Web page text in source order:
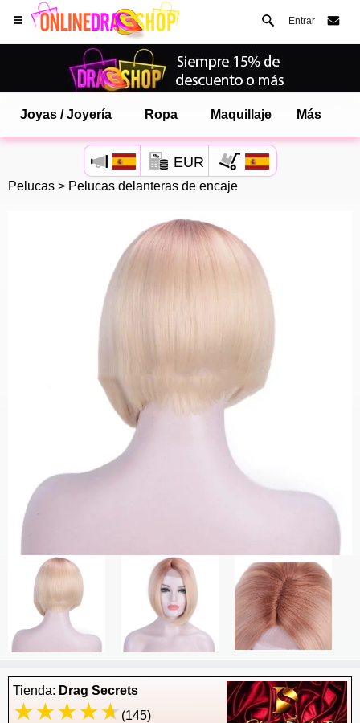
Entrar
Joyas / Joyería Ropa Maquillaje Más
EUR
Pelucas > Pelucas delanteras de encaje
Tienda: Drag Secrets
(145)
Abre tu menú de Safari.
y toca AÑADIR A LA PANTALLA DE INICIO
onlinedragshop ahora está instalado como APLICACIÓN